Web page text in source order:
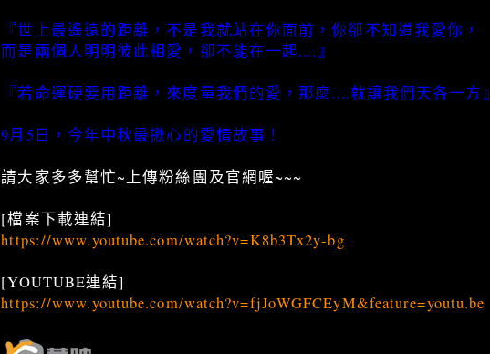
『世上最遙遠的距離，不是我就站在你面前，你卻不知道我愛你，
而是兩個人明明彼此相愛，卻不能在一起....』
『若命運硬要用距離，來度量我們的愛，那麼....就讓我們天各一方』
9月5日，今年中秋最揪心的愛情故事！
請大家多多幫忙~上傳粉絲團及官網喔~~~
[檔案下載連結]
https://www.youtube.com/watch?v=K8b3Tx2y-bg
[YOUTUBE連結]
https://www.youtube.com/watch?v=fjJoWGFCEyM&feature=youtu.be